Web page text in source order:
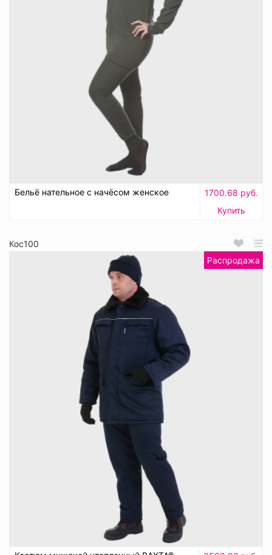
Бельё нательное с начёсом женское
1700.68 руб.
Купить
Кос100
Распродажа